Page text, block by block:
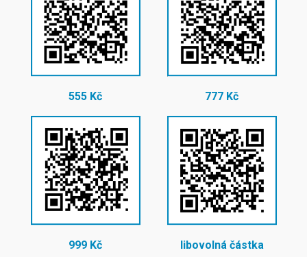
555 Kč 777 Kč
999 Kč libovolná částka